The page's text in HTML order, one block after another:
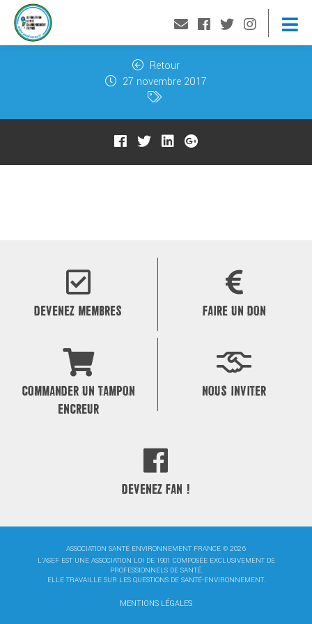
Retour
27 novembre 2017
DEVENEZ MEMBRES FAIRE UN DON
COMMANDER UN TAMPON
ENCREUR
NOUS INVITER
DEVENEZ FAN !
ASSOCIATION SANTÉ ENVIRONNEMENT FRANCE © 2026
L'ASEF EST UNE ASSOCIATION LOI DE 1901 COMPOSÉE EXCLUSIVEMENT DE
PROFESSIONNELS DE SANTÉ.
ELLE TRAVAILLE SUR LES QUESTIONS DE SANTÉ-ENVIRONNEMENT.
MENTIONS LÉGALES